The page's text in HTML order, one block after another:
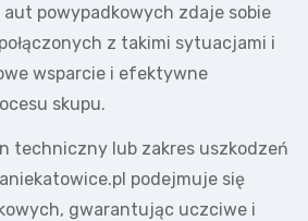
powypadkowych zdaje sobie
z takimi sytuacjami i
wsparcie i efektywne
skupu.
techniczny lub zakres uszkodzeń
podejmuje się
gwarantując uczciwe i